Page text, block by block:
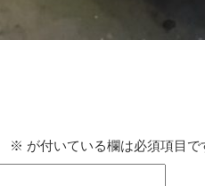
※ が付いている欄は必須項目で